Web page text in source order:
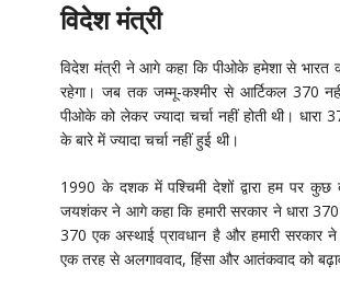
विदेश मंत्री
विदेश मंत्री ने आगे कहा कि पीओके हमेशा से भारत
रहेगा। जब तक जम्मू-कश्मीर से आर्टिकल 370
पीओके को लेकर ज्यादा चर्चा नहीं होती थी।
के बारे में ज्यादा चर्चा नहीं हुई थी।
1990 के दशक में पश्चिमी देशों द्वारा हम पर कुछ
जयशंकर ने आगे कहा कि हमारी सरकार ने धारा 370
370 एक अस्थाई प्रावधान है और हमारी सरकार
एक तरह से अलगाववाद, हिंसा और आतंकवाद को